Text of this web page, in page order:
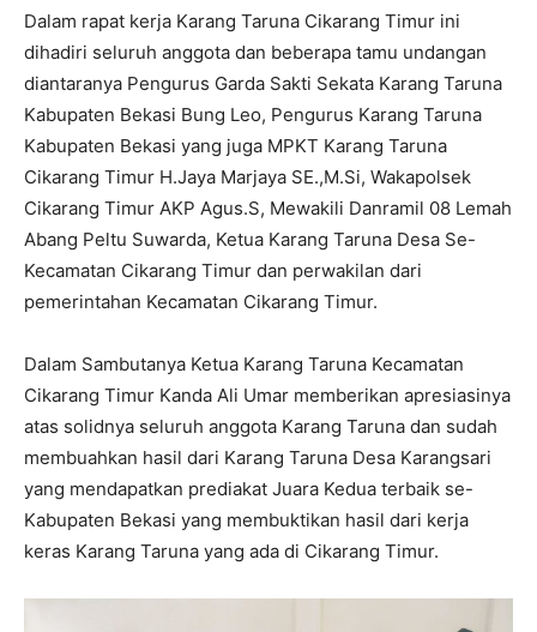
Dalam rapat kerja Karang Taruna Cikarang Timur ini
dihadiri seluruh anggota dan beberapa tamu undangan
diantaranya Pengurus Garda Sakti Sekata Karang Taruna
Kabupaten Bekasi Bung Leo, Pengurus Karang Taruna
Kabupaten Bekasi yang juga MPKT Karang Taruna
Cikarang Timur H.Jaya Marjaya SE.,M.Si, Wakapolsek
Cikarang Timur AKP Agus.S, Mewakili Danramil 08 Lemah
Abang Peltu Suwarda, Ketua Karang Taruna Desa Se-
Kecamatan Cikarang Timur dan perwakilan dari
pemerintahan Kecamatan Cikarang Timur.
Dalam Sambutanya Ketua Karang Taruna Kecamatan
Cikarang Timur Kanda Ali Umar memberikan apresiasinya
atas solidnya seluruh anggota Karang Taruna dan sudah
membuahkan hasil dari Karang Taruna Desa Karangsari
yang mendapatkan prediakat Juara Kedua terbaik se-
Kabupaten Bekasi yang membuktikan hasil dari kerja
keras Karang Taruna yang ada di Cikarang Timur.